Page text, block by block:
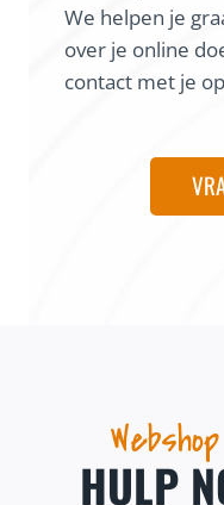
We helpen je
over je online
contact met je
HULP